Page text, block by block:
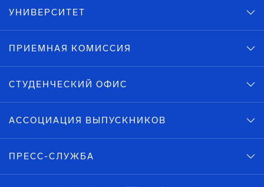
УНИВЕРСИТЕТ
ПРИЕМНАЯ КОМИССИЯ
СТУДЕНЧЕСКИЙ ОФИС
АССОЦИАЦИЯ ВЫПУСКНИКОВ
ПРЕСС-СЛУЖБА